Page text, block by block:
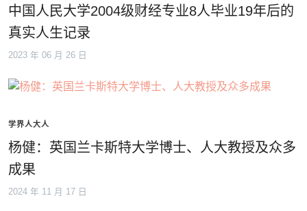
中国人民大学2004级财经专业8人毕业19年后的
真实人生记录
2023 年 06 月 26 日
学界人大人
杨健：英国兰卡斯特大学博士、人大教授及众多
成果
2024 年 11 月 17 日